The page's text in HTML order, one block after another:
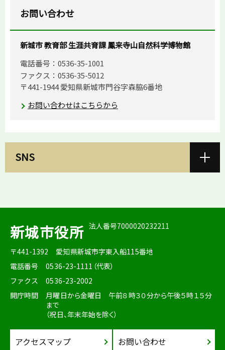
お問い合わせ
新城市 教育部 生涯共育課 鳳来寺山自然科学博物館
電話番号：0536-35-1001
ファクス：0536-35-5012
〒441-1944 愛知県新城市門谷字森脇6番地
お問い合わせはこちらから
SNS
新城市役所 法人番号7000020232211
〒441-1392
愛知県新城市字東入船115番地
電話番号
0536-23-1111（代表）
ファクス
0536-23-2002
開庁時間
月曜日から金曜日 午前８時３０分から午後５時１５分
まで
（祝日、年末年始を除く）
アクセスマップ お問い合わせ